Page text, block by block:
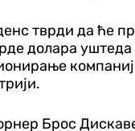
тврди да ће
долара
Брос